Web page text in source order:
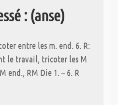
: (anse)
entre les m. end. 6. R:
le travail, tricoter les M
end., RM Die 1. – 6. R